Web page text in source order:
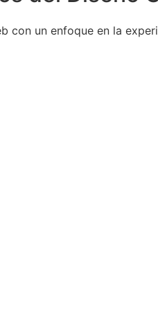
con un enfoque en la